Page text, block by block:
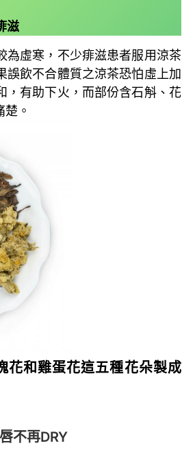
滋
為虛寒，不少痱滋患者服用涼茶
誤飲不合體質之涼茶恐怕虛上加
，有助下火，而部份含石斛、花
。
花和雞蛋花這五種花朵製成
不再DRY